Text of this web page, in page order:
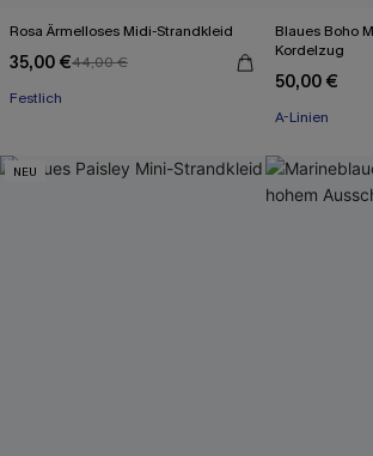
Rosa Ärmelloses Midi-Strandkleid
35,00 €44,00 €
Festlich
Blaues Boho
Kordelzug
50,00 €
A-Linien
NEU